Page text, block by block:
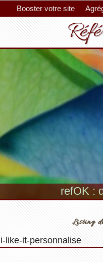
Booster votre site
refOK :
Listing
i-like-it-personnalise